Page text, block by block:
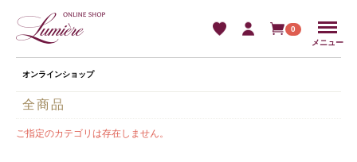
0
メニュー
オンラインショップ
全商品
ご指定のカテゴリは存在しません。